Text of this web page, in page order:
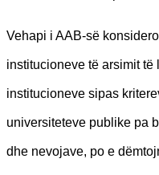
Vehapi i AAB-së
institucioneve të arsimit të
institucioneve sipas
universiteteve publike pa
dhe nevojave, po e